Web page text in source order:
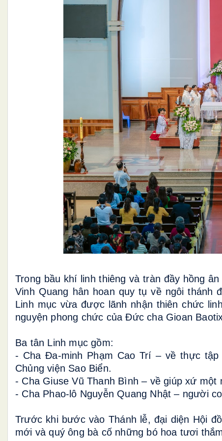
Trong bầu khí linh thiêng và tràn đầy hồng
Vinh Quang hân hoan quy tụ về ngôi thánh
Linh mục vừa được lãnh nhận thiên chức
nguyện phong chức của Đức cha Gioan
Ba tân Linh mục gồm:
- Cha Đa-minh Phạm Cao Trí – về thực
Chủng viện Sao Biển.
- Cha Giuse Vũ Thanh Bình – về giúp xứ một
- Cha Phao-lô Nguyễn Quang Nhật – người
Trước khi bước vào Thánh lễ, đại diện Hội
mới và quý ông bà cố những bó hoa tươi